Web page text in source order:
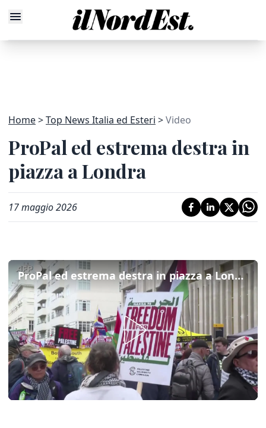
Home Top News Italia ed Esteri Video
ProPal ed estrema destra in
piazza a Londra
17 maggio 2026
ProPal ed estrema destra in piazza a Londra